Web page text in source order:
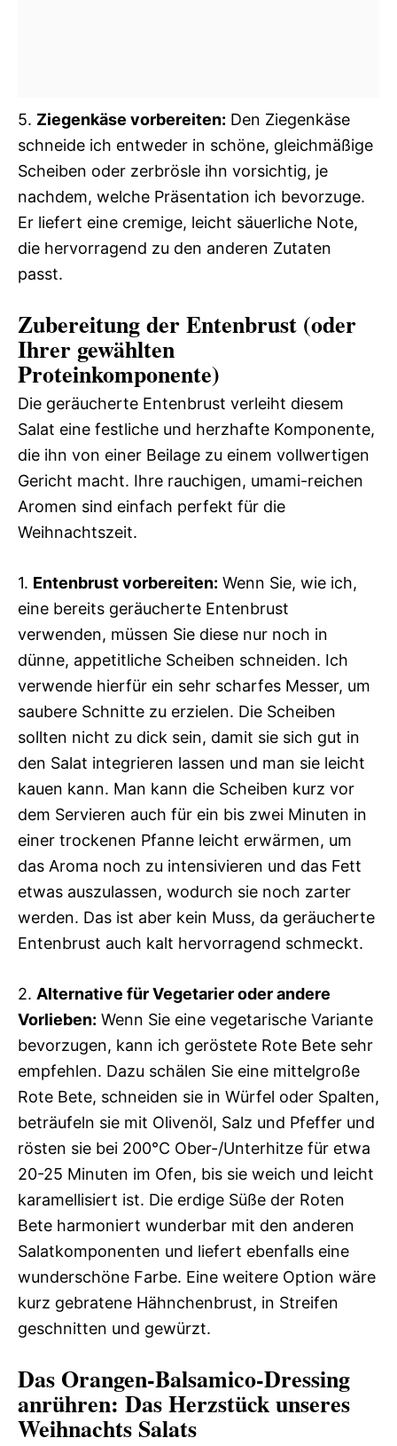
5. Ziegenkäse vorbereiten: Den Ziegenkäse
schneide ich entweder in schöne, gleichmäßige
Scheiben oder zerbrösle ihn vorsichtig, je
nachdem, welche Präsentation ich bevorzuge.
Er liefert eine cremige, leicht säuerliche Note,
die hervorragend zu den anderen Zutaten
passt.
Zubereitung der Entenbrust (oder
Ihrer gewählten
Proteinkomponente)
Die geräucherte Entenbrust verleiht diesem
Salat eine festliche und herzhafte Komponente,
die ihn von einer Beilage zu einem vollwertigen
Gericht macht. Ihre rauchigen, umami-reichen
Aromen sind einfach perfekt für die
Weihnachtszeit.
1. Entenbrust vorbereiten: Wenn Sie, wie ich,
eine bereits geräucherte Entenbrust
verwenden, müssen Sie diese nur noch in
dünne, appetitliche Scheiben schneiden. Ich
verwende hierfür ein sehr scharfes Messer, um
saubere Schnitte zu erzielen. Die Scheiben
sollten nicht zu dick sein, damit sie sich gut in
den Salat integrieren lassen und man sie leicht
kauen kann. Man kann die Scheiben kurz vor
dem Servieren auch für ein bis zwei Minuten in
einer trockenen Pfanne leicht erwärmen, um
das Aroma noch zu intensivieren und das Fett
etwas auszulassen, wodurch sie noch zarter
werden. Das ist aber kein Muss, da geräucherte
Entenbrust auch kalt hervorragend schmeckt.
2. Alternative für Vegetarier oder andere
Vorlieben: Wenn Sie eine vegetarische Variante
bevorzugen, kann ich geröstete Rote Bete sehr
empfehlen. Dazu schälen Sie eine mittelgroße
Rote Bete, schneiden sie in Würfel oder Spalten,
beträufeln sie mit Olivenöl, Salz und Pfeffer und
rösten sie bei 200°C Ober-/Unterhitze für etwa
20-25 Minuten im Ofen, bis sie weich und leicht
karamellisiert ist. Die erdige Süße der Roten
Bete harmoniert wunderbar mit den anderen
Salatkomponenten und liefert ebenfalls eine
wunderschöne Farbe. Eine weitere Option wäre
kurz gebratene Hähnchenbrust, in Streifen
geschnitten und gewürzt.
Das Orangen-Balsamico-Dressing
anrühren: Das Herzstück unseres
Weihnachts Salats